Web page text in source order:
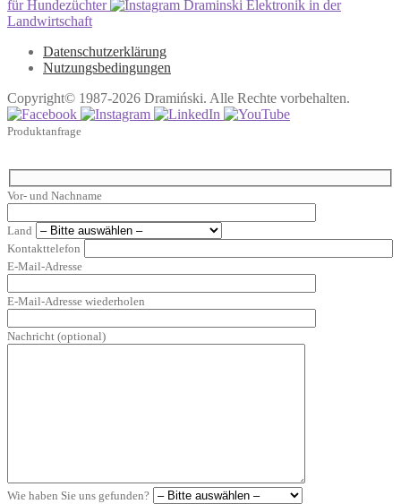
für Hundezüchter
Draminski Elektronik in der
Landwirtschaft
Datenschutzerklärung
Nutzungsbedingungen
Copyright© 1987-2026 Dramiński. Alle Rechte vorbehalten.
Produktanfrage
Vor- und Nachname
Land
Kontakttelefon
E-Mail-Adresse
E-Mail-Adresse wiederholen
Nachricht (optional)
Wie haben Sie uns gefunden?